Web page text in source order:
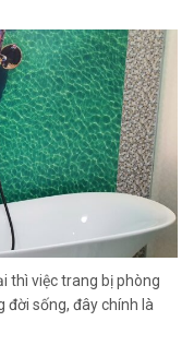
thì việc trang bị phòng
sống, đây chính là